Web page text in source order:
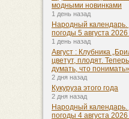
модными новинками
1 день назад
Народный календарь.
погоды 5 августа 2026
1 день назад
Август : Клубника
цветут, плодят.
думать, что
2 дня назад
Кукуруза этого года
2 дня назад
Народный календарь.
погоды 4 августа 2026